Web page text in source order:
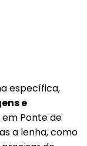
específica,
e
em Ponte de
a lenha, como